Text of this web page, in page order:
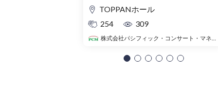
TOPPANホール
254
309
株式会社パシフィック・コンサート・マネジメント